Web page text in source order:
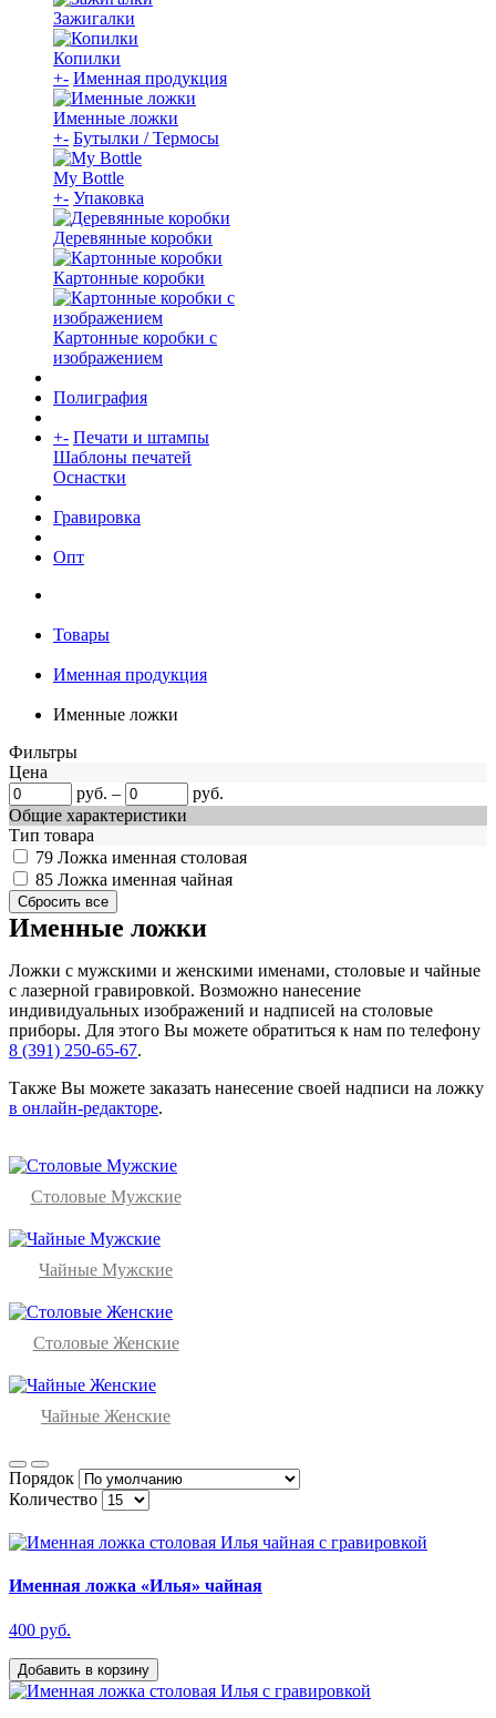
Зажигалки
Копилки
+- Именная продукция
Именные ложки
+- Бутылки / Термосы
My Bottle
+- Упаковка
Деревянные коробки
Картонные коробки
Картонные коробки с
изображением
Полиграфия
+- Печати и штампы
Шаблоны печатей
Оснастки
Гравировка
Опт
Товары
Именная продукция
Именные ложки
Фильтры
Цена
руб. –
руб.
Общие характеристики
Тип товара
79 Ложка именная столовая
85 Ложка именная чайная
Именные ложки
Ложки с мужскими и женскими именами, столовые и чайные
с лазерной гравировкой. Возможно нанесение
индивидуальных изображений и надписей на столовые
приборы. Для этого Вы можете обратиться к нам по телефону
8 (391) 250-65-67.
Также Вы можете заказать нанесение своей надписи на ложку
в онлайн-редакторе.
Столовые Мужские
Чайные Мужские
Столовые Женские
Чайные Женские
Порядок
Количество
Именная ложка «Илья» чайная
400 руб.
Добавить в корзину